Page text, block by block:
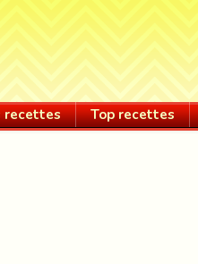
recettes Top recettes